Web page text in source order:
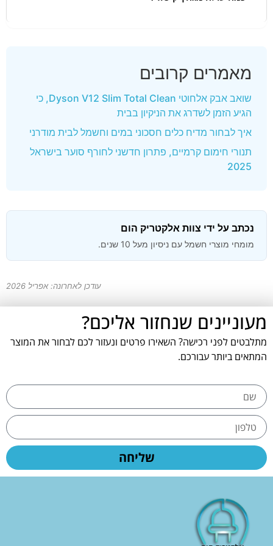
מאמרים קרובים
שואב אבק אלחוטי Dyson V12 Slim Total Clean, כי
הגיע הזמן לשדרג את הניקיון בבית
איך לבחור מדיח כלים חסכוני במים וחשמל לבית מודרני
תנורי חימום קרמיים, פתרון חדשני לחורף סוער בישראל
2025
נכתב על ידי צוות אלקטריק הום
מומחי מוצרי חשמל עם ניסיון מעל 10 שנים.
עודכן לאחרונה: אפריל 2026
מעוניינים שנחזור אליכם?
מתלבטים לפני רכישה? השאירו פרטים ונעזור לכם לבחור את המוצר
המתאים ביותר עבורכם.
שליחה